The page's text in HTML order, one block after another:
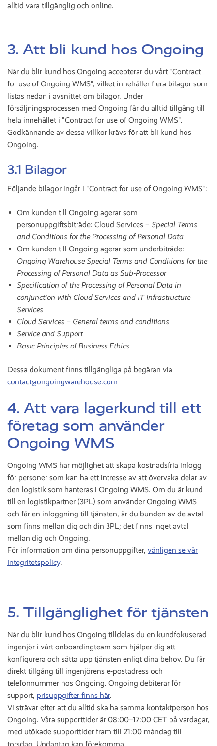
alltid vara tillgänglig och online.
3. Att bli kund hos Ongoing
När du blir kund hos Ongoing accepterar du vårt "Contract
for use of Ongoing WMS", vilket innehåller flera bilagor som
listas nedan i avsnittet om bilagor. Under
försäljningsprocessen med Ongoing får du alltid tillgång till
hela innehållet i "Contract for use of Ongoing WMS".
Godkännande av dessa villkor krävs för att bli kund hos
Ongoing.
3.1 Bilagor
Följande bilagor ingår i "Contract for use of Ongoing WMS":
Om kunden till Ongoing agerar som
personuppgiftsbiträde: Cloud Services – Special Terms
and Conditions for the Processing of Personal Data
Om kunden till Ongoing agerar som underbiträde:
Ongoing Warehouse Special Terms and Conditions for the
Processing of Personal Data as Sub-Processor
Specification of the Processing of Personal Data in
conjunction with Cloud Services and IT Infrastructure
Services
Cloud Services – General terms and conditions
Service and Support
Basic Principles of Business Ethics
Dessa dokument finns tillgängliga på begäran via
contact@ongoingwarehouse.com
4. Att vara lagerkund till ett
företag som använder
Ongoing WMS
Ongoing WMS har möjlighet att skapa kostnadsfria inlogg
för personer som kan ha ett intresse av att övervaka delar av
den logistik som hanteras i Ongoing WMS. Om du är kund
till en logistikpartner (3PL) som använder Ongoing WMS
och får en inloggning till tjänsten, är du bunden av de avtal
som finns mellan dig och din 3PL; det finns inget avtal
mellan dig och Ongoing.
För information om dina personuppgifter, vänligen se vår
Integritetspolicy.
5. Tillgänglighet för tjänsten
När du blir kund hos Ongoing tilldelas du en kundfokuserad
ingenjör i vårt onboardingteam som hjälper dig att
konfigurera och sätta upp tjänsten enligt dina behov. Du får
direkt tillgång till ingenjörens e-postadress och
telefonnummer hos Ongoing. Ongoing debiterar för
support, prisuppgifter finns här.
Vi strävar efter att du alltid ska ha samma kontaktperson hos
Ongoing. Våra supporttider är 08:00–17:00 CET på vardagar,
med utökade supporttider fram till 21:00 måndag till
torsdag. Undantag kan förekomma.